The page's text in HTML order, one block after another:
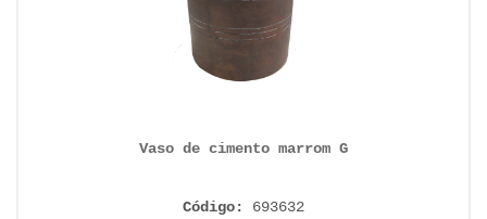
Vaso de cimento marrom G
Código: 693632